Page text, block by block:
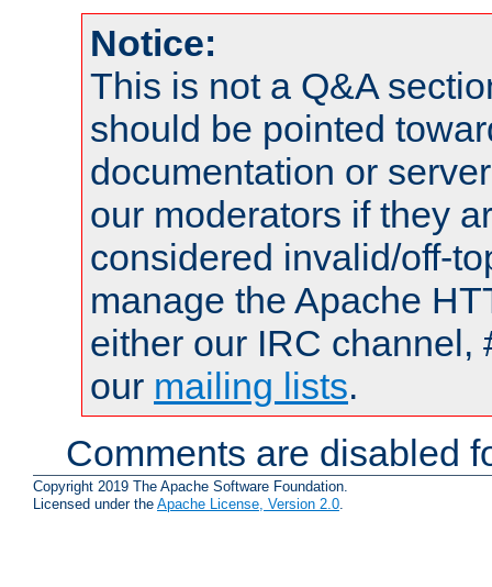
Notice:
This is not a Q&A
should be pointed
documentation or
our moderators if they
considered invalid/off-
manage the Apache
either our IRC channel,
our mailing lists.
Comments are disabled
Copyright 2019 The Apache Software Foundation.
Licensed under the Apache License, Version 2.0.